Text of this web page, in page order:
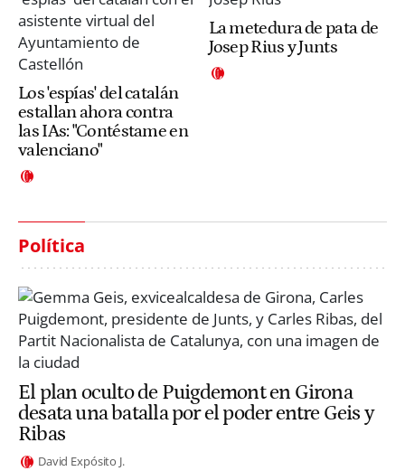
Los 'espías' del catalán
estallan ahora contra
las IAs: "Contéstame en
valenciano"
La metedura de pata de
Josep Rius y Junts
Política
El plan oculto de Puigdemont en Girona
desata una batalla por el poder entre Geis y
Ribas
David Expósito J.